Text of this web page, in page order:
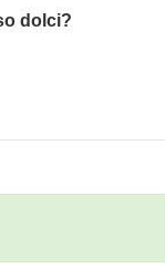
dolci?